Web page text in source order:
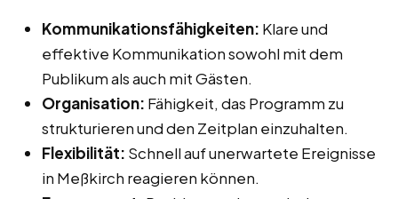
Kommunikationsfähigkeiten: Klare und
effektive Kommunikation sowohl mit dem
Publikum als auch mit Gästen.
Organisation: Fähigkeit, das Programm zu
strukturieren und den Zeitplan einzuhalten.
Flexibilität: Schnell auf unerwartete Ereignisse
in Meßkirch reagieren können.